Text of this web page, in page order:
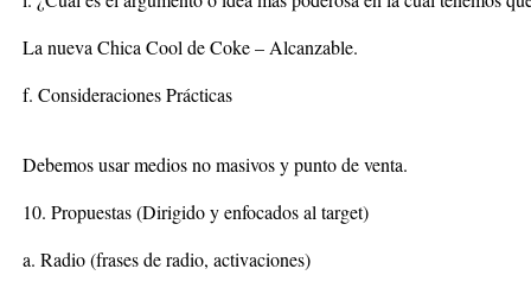
La nueva Chica Cool de Coke – Alcanzable.
f. Consideraciones Prácticas
Debemos usar medios no masivos y punto de venta.
10. Propuestas (Dirigido y enfocados al target)
a. Radio (frases de radio, activaciones)